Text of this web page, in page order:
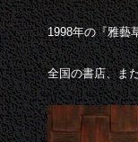
1998年の『雅藝
全国の書店、ま